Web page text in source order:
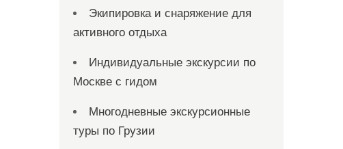
Экипировка и снаряжение для
активного отдыха
Индивидуальные экскурсии по
Москве с гидом
Многодневные экскурсионные
туры по Грузии